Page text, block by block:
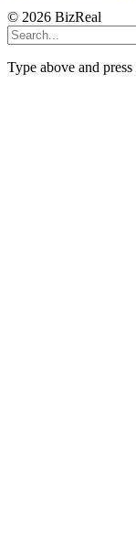
© 2026 BizReal
Type above and press